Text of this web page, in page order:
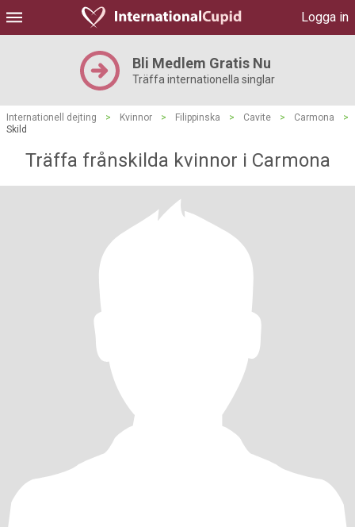
Logga in
Bli Medlem Gratis Nu
Träffa internationella singlar
Internationell dejting > Kvinnor > Filippinska > Cavite > Carmona
>
Skild
Träffa frånskilda kvinnor i Carmona